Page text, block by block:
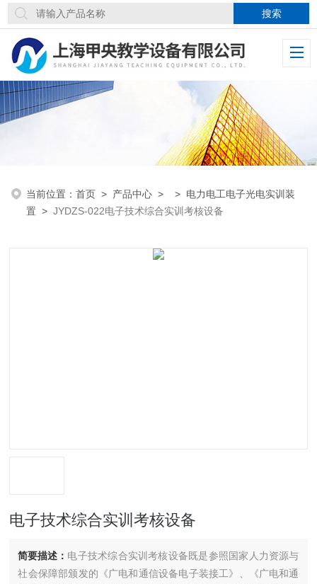
当前位置：首页 > 产品中心 > > 电力电工电子光电实训装
置 >JYDZS-022电子技术综合实训考核设备
电子技术综合实训考核设备
简要描述： 电子技术综合实训考核设备既是参照国家人力资源与
社会保障部颁发的《广电和通信设备电子装接工》、《广电和通